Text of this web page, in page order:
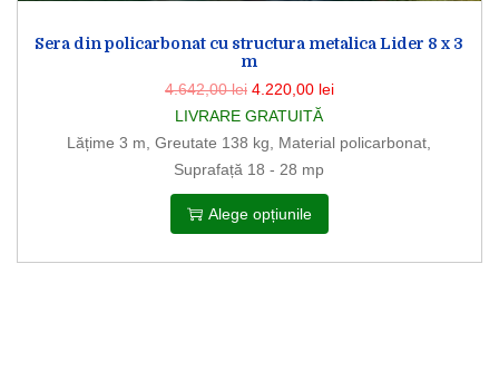
Sera din policarbonat cu structura metalica Lider 8 x 3
m
4.642,00lei 4.220,00 lei
LIVRARE GRATUITĂ
Lățime 3 m, Greutate 138 kg, Material policarbonat,
Suprafață 18 - 28 mp
Alege opțiunile